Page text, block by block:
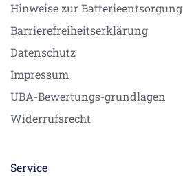
Hinweise zur Batterieentsorgung
Barrierefreiheitserklärung
Datenschutz
Impressum
UBA-Bewertungs-grundlagen
Widerrufsrecht
Service